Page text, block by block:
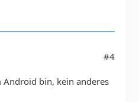
#4
Android bin, kein anderes